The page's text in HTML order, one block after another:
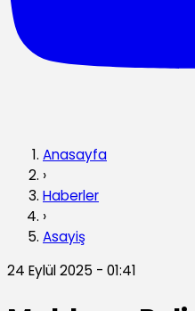
Anasayfa
›
Haberler
›
Asayiş
24 Eylül 2025 - 01:41